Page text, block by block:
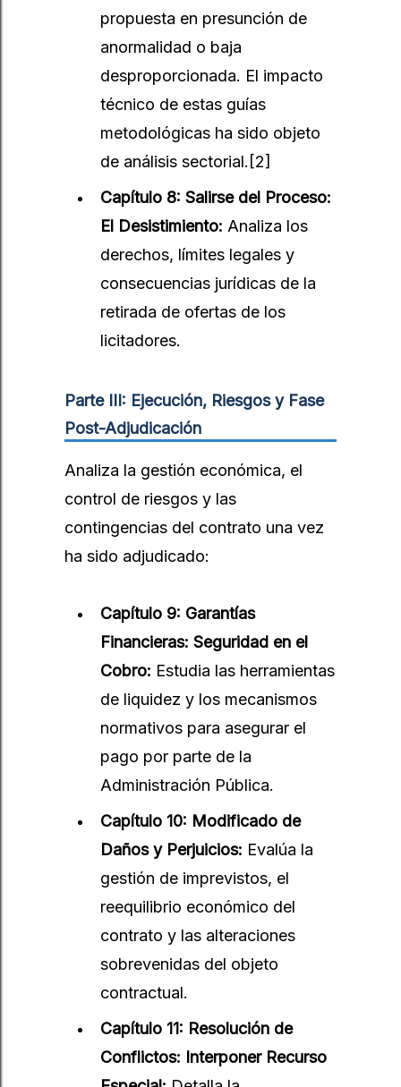
propuesta en presunción de
anormalidad o baja
desproporcionada. El impacto
técnico de estas guías
metodológicas ha sido objeto
de análisis sectorial. [2]
Capítulo 8: Salirse del Proceso:
El Desistimiento: Analiza los
derechos, límites legales y
consecuencias jurídicas de la
retirada de ofertas de los
licitadores.
Parte III: Ejecución, Riesgos y Fase
Post-Adjudicación
Analiza la gestión económica, el
control de riesgos y las
contingencias del contrato una vez
ha sido adjudicado:
Capítulo 9: Garantías
Financieras: Seguridad en el
Cobro: Estudia las herramientas
de liquidez y los mecanismos
normativos para asegurar el
pago por parte de la
Administración Pública.
Capítulo 10: Modificado de
Daños y Perjuicios: Evalúa la
gestión de imprevistos, el
reequilibrio económico del
contrato y las alteraciones
sobrevenidas del objeto
contractual.
Capítulo 11: Resolución de
Conflictos: Interponer Recurso